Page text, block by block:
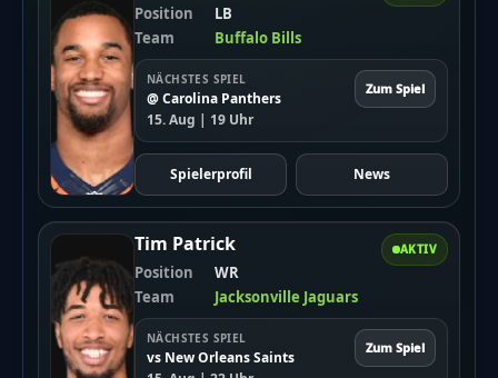
Position
LB
Team
Buffalo Bills
NÄCHSTES SPIEL
@ Carolina Panthers
15. Aug | 19 Uhr
Zum Spiel
Spielerprofil News
AKTIV
Tim Patrick
Position
WR
Team
Jacksonville Jaguars
NÄCHSTES SPIEL
vs New Orleans Saints
Zum Spiel